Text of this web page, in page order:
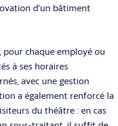
d'un bâtiment
chaque employé ou
à ses horaires
avec une gestion
a également renforcé la
du théâtre : en cas